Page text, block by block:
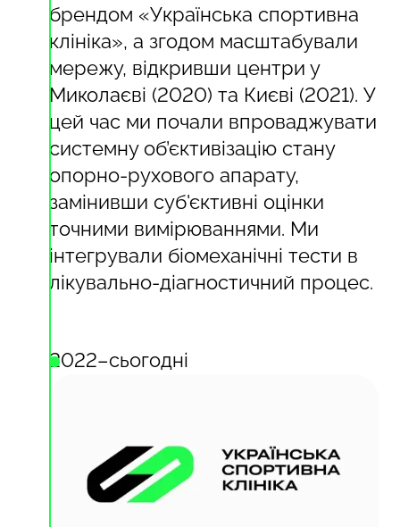
брендом «Українська спортивна
клініка», а згодом масштабували
мережу, відкривши центри у
Миколаєві (2020) та Києві (2021). У
цей час ми почали впроваджувати
системну об’єктивізацію стану
опорно-рухового апарату,
замінивши суб'єктивні оцінки
точними вимірюваннями. Ми
інтегрували біомеханічні тести в
лікувально-діагностичний процес.
2022–сьогодні